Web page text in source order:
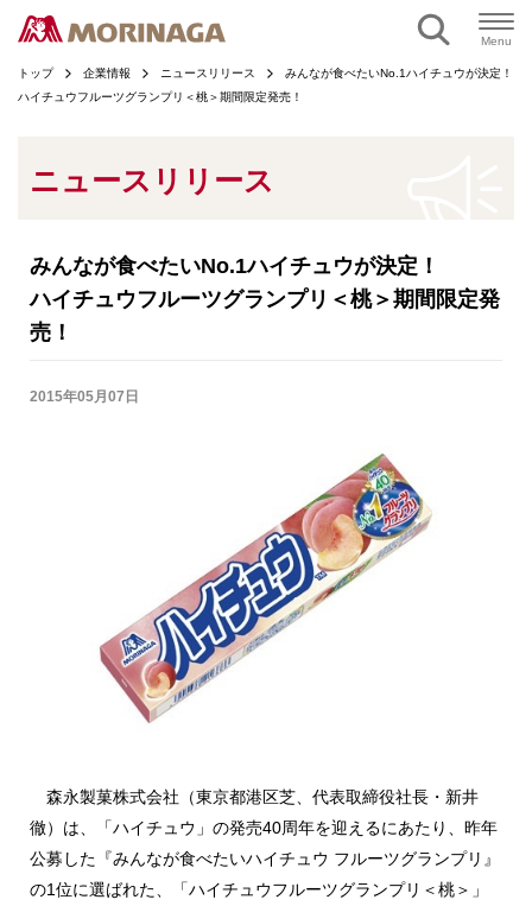
Menu
トップ 企業情報 ニュースリリース
みんなが食べたいNo.1ハイチュウが決定！
ハイチュウフルーツグランプリ＜桃＞期間限定発売！
ニュースリリース
みんなが食べたいNo.1ハイチュウが決定！
ハイチュウフルーツグランプリ＜桃＞期間限定発
売！
2015年05月07日
森永製菓株式会社（東京都港区芝、代表取締役社長・新井
徹）は、「ハイチュウ」の発売40周年を迎えるにあたり、昨年
公募した『みんなが食べたいハイチュウ フルーツグランプリ』
の1位に選ばれた、「ハイチュウフルーツグランプリ＜桃＞」